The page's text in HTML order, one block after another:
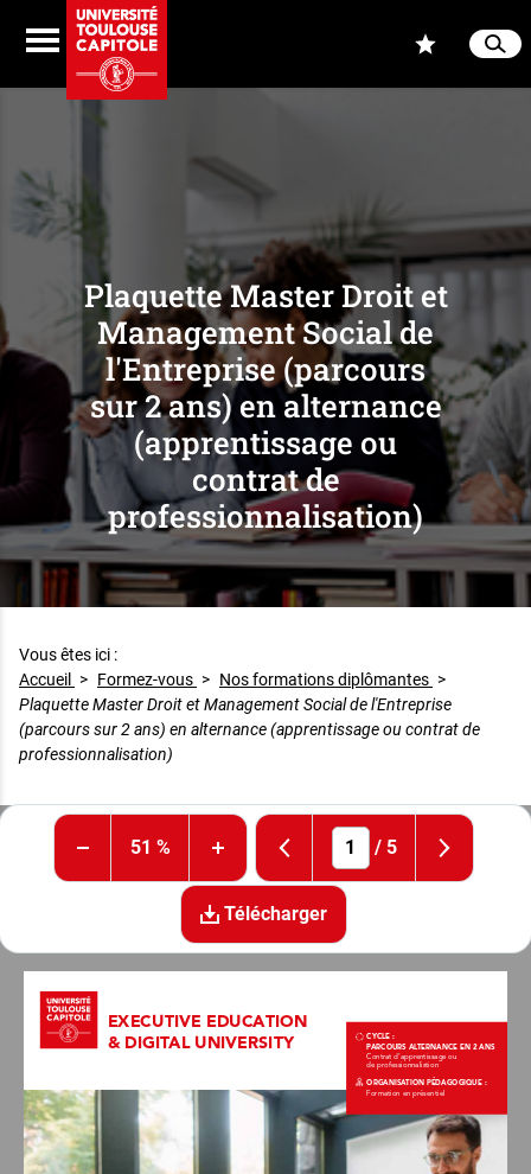
Menu
Plaquette Master Droit et
Management Social de
l'Entreprise (parcours
sur 2 ans) en alternance
(apprentissage ou
contrat de
professionnalisation)
Vous êtes ici :
Accueil
> Formez-vous > Nos formations diplômantes >
Plaquette Master Droit et Management Social de l'Entreprise
(parcours sur 2 ans) en alternance (apprentissage ou contrat de
professionnalisation)
51 % / 5
Télécharger
PARCOURS ALTERNANCE EN 2 ANS
Contrat d’apprentissage ou
de professionnalistion
CYCLE :
Formation en présentiel
ORGANISATION PÉDAGOGIQUE :
EXECUTIVE EDUCATION
& DIGITAL UNIVERSITY